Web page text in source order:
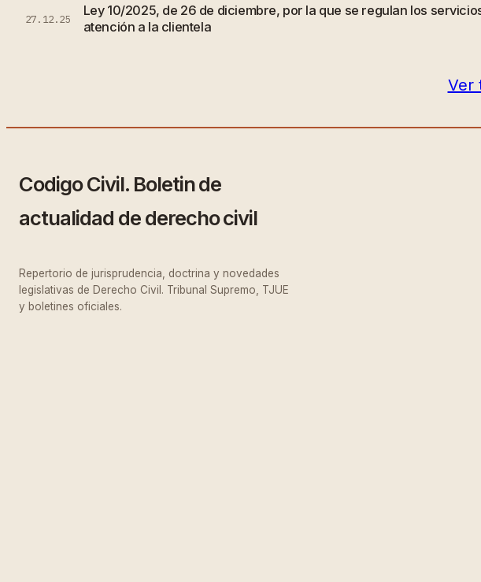
27.12.25
Ley 10/2025, de 26 de diciembre, por la que se regulan los
atención a la clientela
Ver
Codigo Civil. Boletin de
actualidad de derecho civil
Repertorio de jurisprudencia, doctrina y novedades
legislativas de Derecho Civil. Tribunal Supremo, TJUE
y boletines oficiales.